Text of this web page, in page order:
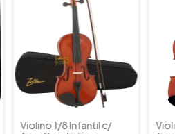
Violino 1/8 Infantil c/